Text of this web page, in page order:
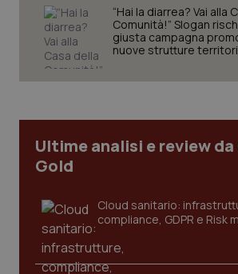
“Hai la diarrea? Vai alla
Comunità!” Slogan
giusta campagna
nuove strutture
Ultime analisi e review da
Gold
Cloud sanitario:
compliance, GDPR e Risk
CookieScriptConsent